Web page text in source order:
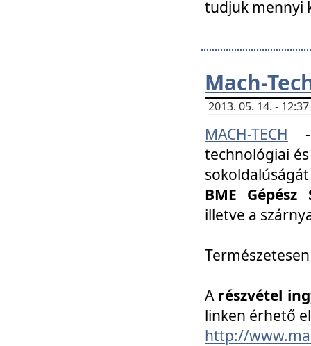
tudjuk mennyi
Mach-
2013. 05. 14. -
MACH-TECH
technológiai
BME
illetve a
A részvétel
linken érhető
http://